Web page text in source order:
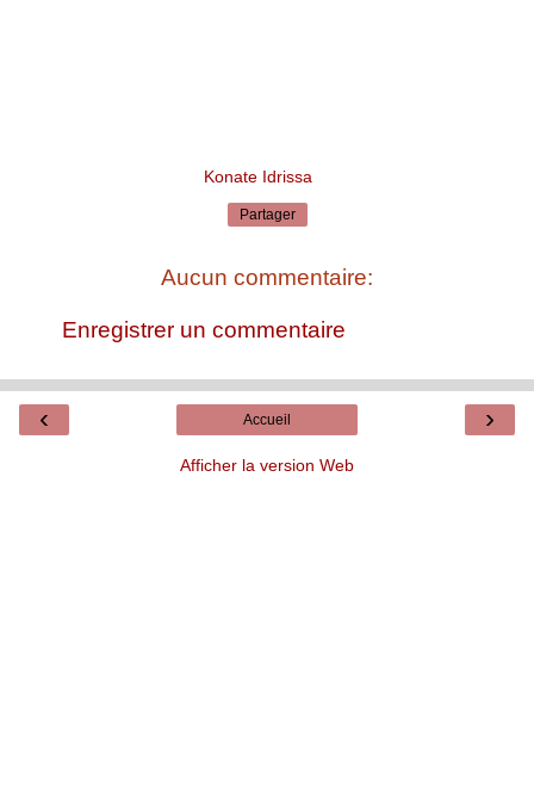
Konate Idrissa
Partager
Aucun commentaire:
Enregistrer un commentaire
‹ ›
Accueil
Afficher la version Web